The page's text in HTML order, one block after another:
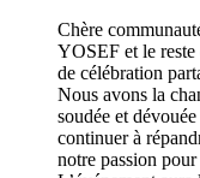
Chère
YOSEF et le
de célébration
Nous avons la
soudée et
continuer à
notre passion